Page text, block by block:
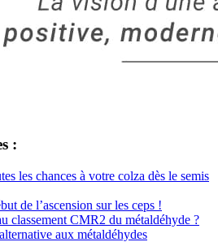
:
les chances à votre colza dès le semis
de l’ascension sur les ceps !
classement CMR2 du métaldéhyde ?
aux métaldéhydes